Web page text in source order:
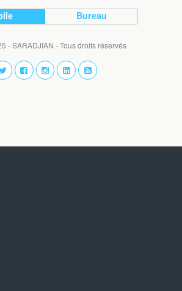
Bureau
- SARADJIAN - Tous droits réservés